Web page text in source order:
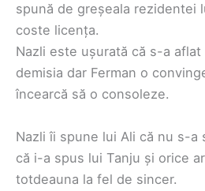
spună de greșeala rezidentei
coste licența.
Nazli este ușurată că s-a
demisia dar Ferman o
încearcă să o consoleze.
Nazli îi spune lui Ali că nu s-a
că i-a spus lui Tanju și orice
totdeauna la fel de sincer.